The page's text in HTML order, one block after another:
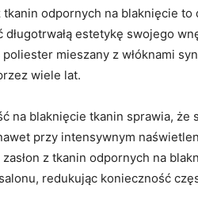
tkanin odpornych na⁢ blaknięcie
długotrwałą estetykę‍ swojego
mieszany z włóknami
wiele⁣ lat.
na⁤ blaknięcie tkanin sprawia,
przy intensywnym
z tkanin odpornych na
redukując‌ konieczność